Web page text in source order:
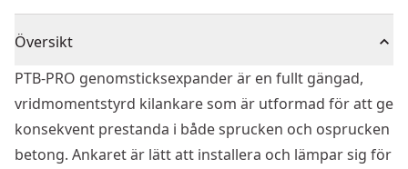
Översikt
PTB-PRO genomsticksexpander är en fullt gängad,
vridmomentstyrd kilankare som är utformad för att ge
konsekvent prestanda i både sprucken och osprucken
betong. Ankaret är lätt att installera och lämpar sig för